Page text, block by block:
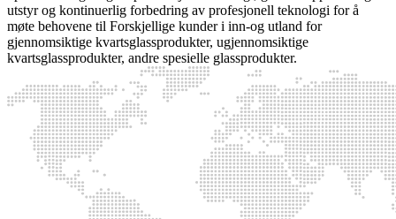
utstyr og kontinuerlig forbedring av profesjonell teknologi for å
møte behovene til Forskjellige kunder i inn-og utland for
gjennomsiktige kvartsglassprodukter, ugjennomsiktige
kvartsglassprodukter, andre spesielle glassprodukter.